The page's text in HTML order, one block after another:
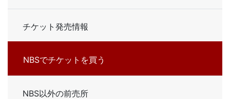
チケット発売情報
NBSでチケットを買う
NBS以外の前売所